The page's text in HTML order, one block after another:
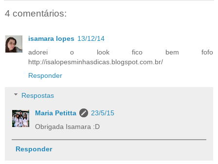
4 comentários:
isamara lopes 13/12/14
adorei o look fico bem fofo
http://isalopesminhasdicas.blogspot.com.br/
Responder
Respostas
Maria Petitta
23/5/15
Obrigada Isamara :D
Responder